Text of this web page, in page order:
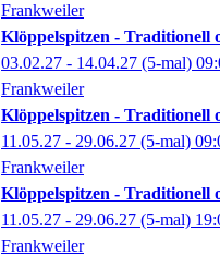
Frankweiler
Klöppelspitzen - Traditionell
03.02.27 - 14.04.27 (5-mal)
Frankweiler
Klöppelspitzen - Traditionell
11.05.27 - 29.06.27 (5-mal)
Frankweiler
Klöppelspitzen - Traditionell
11.05.27 - 29.06.27 (5-mal)
Frankweiler